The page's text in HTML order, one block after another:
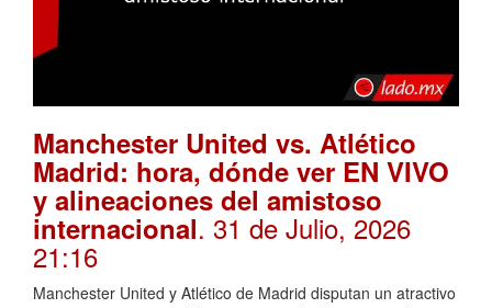
Manchester United vs. Atlético
Madrid: hora, dónde ver EN VIVO
y alineaciones del amistoso
internacional. 31 de Julio, 2026
21:16
Manchester United y Atlético de Madrid disputan un atractivo